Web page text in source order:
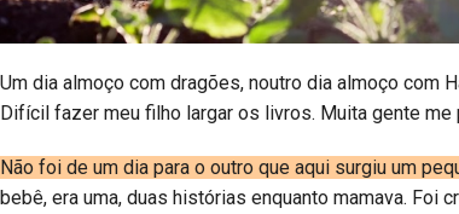
Um dia almoço com dragões, noutro dia almoço com
Difícil fazer meu filho largar os livros. Muita gente
Não foi de um dia para o outro que aqui surgiu um
bebê, era uma, duas histórias enquanto mamava.